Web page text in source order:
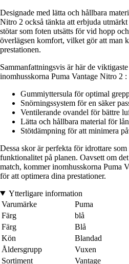
Designade med lätta och hållbara
Nitro 2 också tänkta att erbjuda
stötar som foten utsätts för vid hopp
överlägsen komfort, vilket gör att man
prestationen.
Sammanfattningsvis är här de
inomhusskorna Puma Vantage Nitro 2 :
Gummiyttersula för optimal
Snörningssystem för en säker
Ventilerande ovandel för bättre
Lätta och hållbara material för
Stötdämpning för att minimera
Dessa skor är perfekta för idrottare
funktionalitet på planen. Oavsett om
match, kommer inomhusskorna Puma
för att optimera dina prestationer.
Ytterligare information
Varumärke
Puma
Färg
blå
Färg
Blå
Kön
Blandad
Åldersgrupp
Vuxen
Sortiment
Vantage